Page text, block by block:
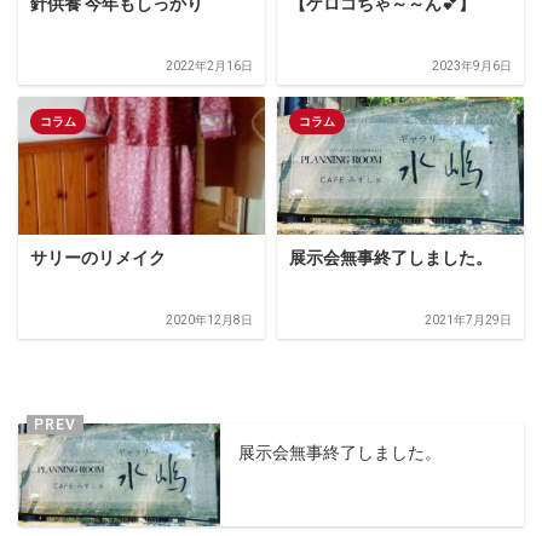
2022年2月16日 2023年9月6日
コラム
サリーのリメイク
2020年12月8日
コラム
展示会無事終了しました。
2021年7月29日
展示会無事終了しました。